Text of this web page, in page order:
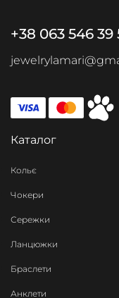
+38 063 546 39
Каталог
Кольє
Чокери
Сережки
Ланцюжки
Браслети
Анклети